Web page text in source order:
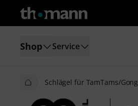
Shop Service
Schlägel für TamTams/